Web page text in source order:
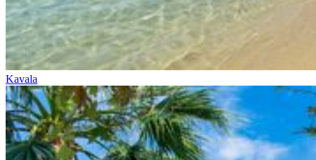
Kavala